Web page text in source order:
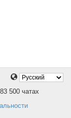
500 чатах